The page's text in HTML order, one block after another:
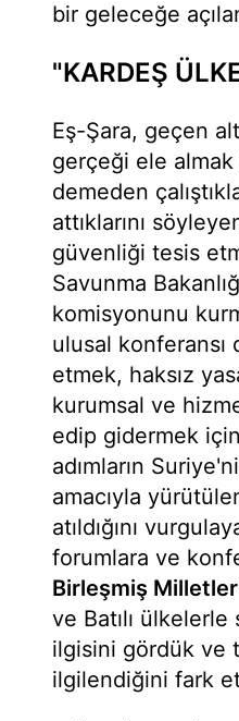
bir geleceğe
"KARDEŞ
Eş-Şara, geçen
gerçeği ele
demeden
attıklarını
güvenliği tesis
Savunma
komisyonunu
ulusal
etmek, haksız
kurumsal ve
edip gidermek
adımların
amacıyla
atıldığını
forumlara ve
Birleşmiş Milletler
ve Batılı
ilgisini gördük ve
ilgilendiğini fark